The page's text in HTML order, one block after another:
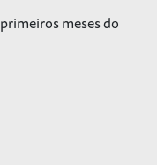
meses do